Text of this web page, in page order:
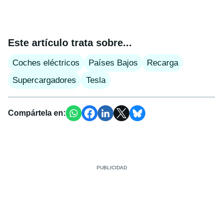
Este artículo trata sobre...
Coches eléctricos Países Bajos
Recarga
Supercargadores
Tesla
Compártela en: